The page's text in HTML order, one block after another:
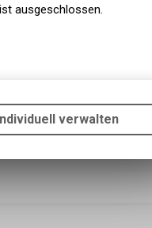
ausgeschlossen.
Online-Angebots, wie
beachten Sie, dass die
verwalten